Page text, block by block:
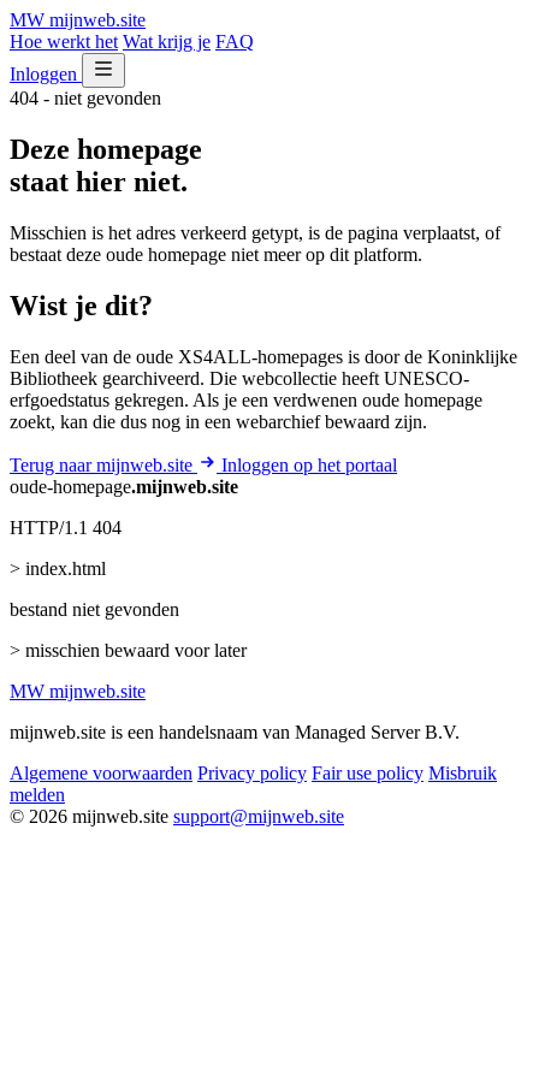
MW mijnweb.site
Hoe werkt het Wat krijg je FAQ
Inloggen
404 - niet gevonden
Deze homepage
staat hier niet.
Misschien is het adres verkeerd getypt, is de pagina verplaatst, of
bestaat deze oude homepage niet meer op dit platform.
Wist je dit?
Een deel van de oude XS4ALL-homepages is door de Koninklijke
Bibliotheek gearchiveerd. Die webcollectie heeft UNESCO-
erfgoedstatus gekregen. Als je een verdwenen oude homepage
zoekt, kan die dus nog in een webarchief bewaard zijn.
Terug naar mijnweb.site
Inloggen op het portaal
oude-homepage.mijnweb.site
HTTP/1.1 404
> index.html
bestand niet gevonden
> misschien bewaard voor later
MW mijnweb.site
mijnweb.site is een handelsnaam van Managed Server B.V.
Algemene voorwaarden Privacy policy Fair use policy Misbruik
melden
© 2026 mijnweb.site support@mijnweb.site